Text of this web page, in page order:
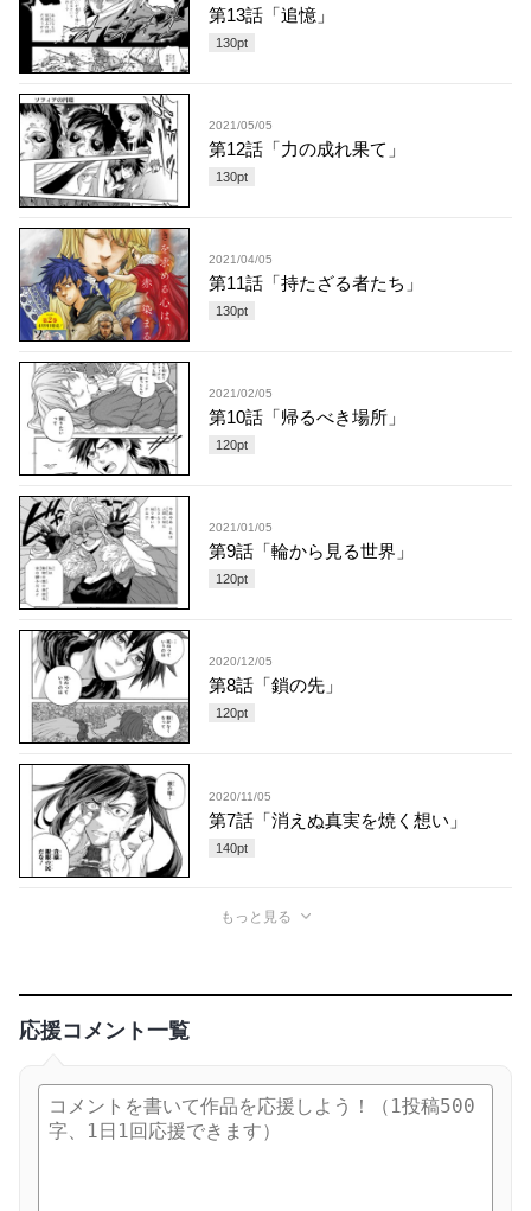
第13話「追憶」
130pt
2021/05/05
第12話「力の成れ果て」
130pt
2021/04/05
第11話「持たざる者たち」
130pt
2021/02/05
第10話「帰るべき場所」
120pt
2021/01/05
第9話「輪から見る世界」
120pt
2020/12/05
第8話「鎖の先」
120pt
2020/11/05
第7話「消えぬ真実を焼く想い」
140pt
もっと見る
応援コメント一覧